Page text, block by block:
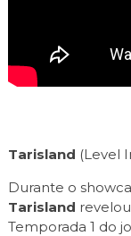
Tarisland (Level
Durante o
Tarisland
Temporada 1 do